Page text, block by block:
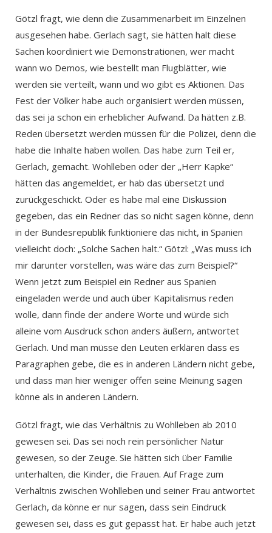
Götzl fragt, wie denn die Zusammenarbeit im Einzelnen
ausgesehen habe. Gerlach sagt, sie hätten halt diese
Sachen koordiniert wie Demonstrationen, wer macht
wann wo Demos, wie bestellt man Flugblätter, wie
werden sie verteilt, wann und wo gibt es Aktionen. Das
Fest der Völker habe auch organisiert werden müssen,
das sei ja schon ein erheblicher Aufwand. Da hätten z.B.
Reden übersetzt werden müssen für die Polizei, denn die
habe die Inhalte haben wollen. Das habe zum Teil er,
Gerlach, gemacht. Wohlleben oder der „Herr Kapke“
hätten das angemeldet, er hab das übersetzt und
zurückgeschickt. Oder es habe mal eine Diskussion
gegeben, das ein Redner das so nicht sagen könne, denn
in der Bundesrepublik funktioniere das nicht, in Spanien
vielleicht doch: „Solche Sachen halt.“ Götzl: „Was muss ich
mir darunter vorstellen, was wäre das zum Beispiel?“
Wenn jetzt zum Beispiel ein Redner aus Spanien
eingeladen werde und auch über Kapitalismus reden
wolle, dann finde der andere Worte und würde sich
alleine vom Ausdruck schon anders äußern, antwortet
Gerlach. Und man müsse den Leuten erklären dass es
Paragraphen gebe, die es in anderen Ländern nicht gebe,
und dass man hier weniger offen seine Meinung sagen
könne als in anderen Ländern.
Götzl fragt, wie das Verhältnis zu Wohlleben ab 2010
gewesen sei. Das sei noch rein persönlicher Natur
gewesen, so der Zeuge. Sie hätten sich über Familie
unterhalten, die Kinder, die Frauen. Auf Frage zum
Verhältnis zwischen Wohlleben und seiner Frau antwortet
Gerlach, da könne er nur sagen, dass sein Eindruck
gewesen sei, dass es gut gepasst hat. Er habe auch jetzt